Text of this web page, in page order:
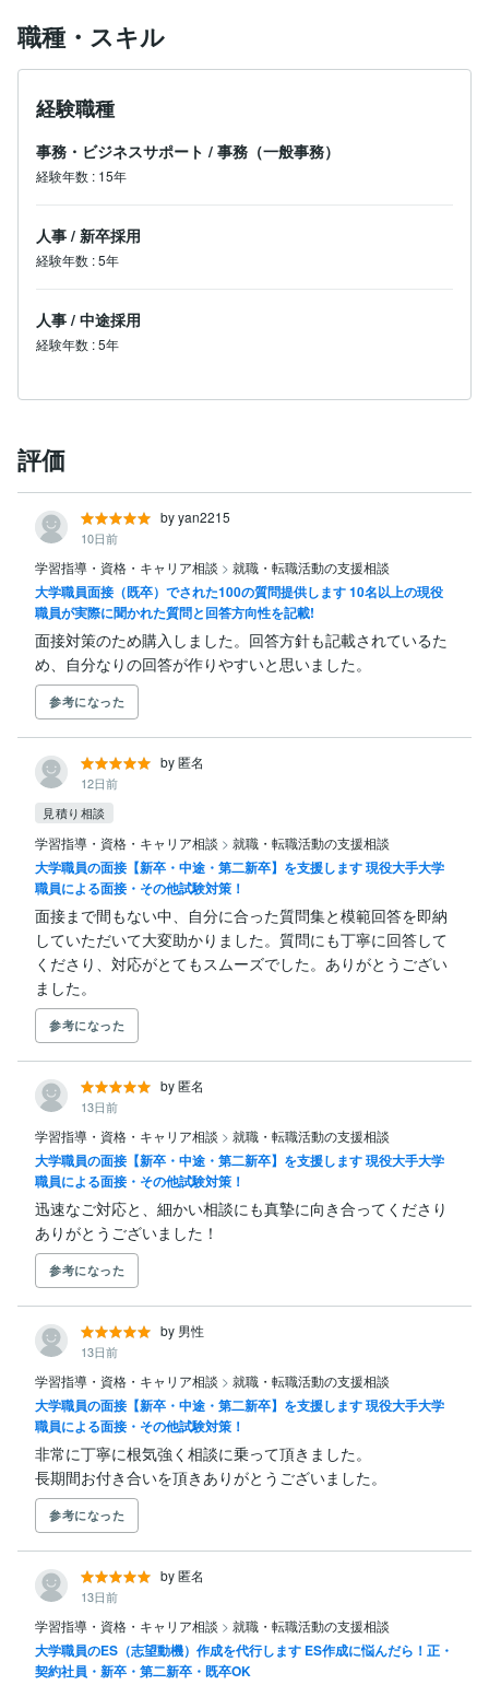
職種・スキル
経験職種
事務・ビジネスサポート / 事務（一般事務）
経験年数 : 15年
人事 / 新卒採用
経験年数 :5年
人事 / 中途採用
経験年数 :5年
評価
by yan2215
10日前
学習指導・資格・キャリア相談 > 就職・転職活動の支援相談
大学職員面接（既卒）でされた100の質問提供します 10名以上の現役
職員が実際に聞かれた質問と回答方向性を記載!
面接対策のため購入しました。回答方針も記載されているた
め、自分なりの回答が作りやすいと思いました。
参考になった
by 匿名
12日前
見積り相談
学習指導・資格・キャリア相談 > 就職・転職活動の支援相談
大学職員の面接【新卒・中途・第二新卒】を支援します 現役大手大学
職員による面接・その他試験対策！
面接まで間もない中、自分に合った質問集と模範回答を即納
していただいて大変助かりました。質問にも丁寧に回答して
くださり、対応がとてもスムーズでした。ありがとうござい
ました。
参考になった
by 匿名
13日前
学習指導・資格・キャリア相談 > 就職・転職活動の支援相談
大学職員の面接【新卒・中途・第二新卒】を支援します 現役大手大学
職員による面接・その他試験対策！
迅速なご対応と、細かい相談にも真摯に向き合ってくださり
ありがとうございました！
参考になった
by 男性
13日前
学習指導・資格・キャリア相談 > 就職・転職活動の支援相談
大学職員の面接【新卒・中途・第二新卒】を支援します 現役大手大学
職員による面接・その他試験対策！
非常に丁寧に根気強く相談に乗って頂きました。
長期間お付き合いを頂きありがとうございました。
参考になった
by 匿名
13日前
学習指導・資格・キャリア相談 > 就職・転職活動の支援相談
大学職員のES（志望動機）作成を代行します ES作成に悩んだら！正・
契約社員・新卒・第二新卒・既卒OK